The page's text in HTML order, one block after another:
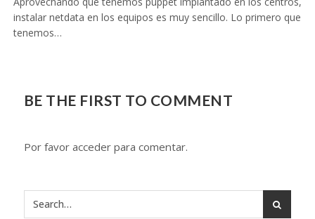
instalar netdata en los equipos es muy sencillo. Lo primero que
tenemos…
BE THE FIRST TO COMMENT
Por favor acceder para comentar.